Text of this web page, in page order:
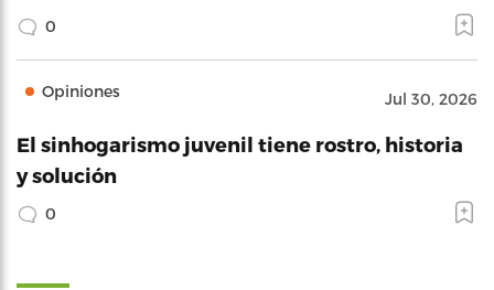
0
Opiniones Jul 30, 2026
El sinhogarismo juvenil tiene rostro, historia
y solución
0